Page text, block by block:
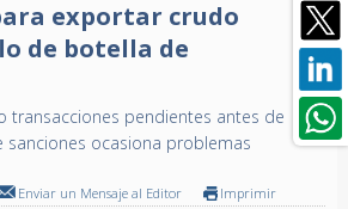
exportar crudo
de botella de
transacciones pendientes antes de
ocasiona problemas
Enviar un Mensaje al Editor Imprimir